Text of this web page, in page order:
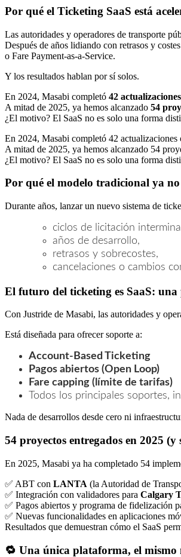
Por qué el Ticketing SaaS está
Las autoridades y operadores de transporte
Después de años lidiando con retrasos y
o Fare Payment-as-a-Service.
Y los resultados hablan por sí solos.
En 2024, Masabi completó 42
A mitad de 2025, ya hemos alcanzado 54
¿El motivo? El SaaS no es solo una forma
En 2024, Masabi completó 42 actualizaciones
A mitad de 2025, ya hemos alcanzado 54
¿El motivo? El SaaS no es solo una forma
Por qué el modelo tradicional ya
Durante años, lanzar un nuevo sistema de
ciclos de licitación
años de desarrollo,
retrasos y sobrecostes,
cancelaciones o cambios
El futuro del ticketing es SaaS:
Con Justride de Masabi, las autoridades y
Está diseñada para ofrecer soporte a:
Account-Based Ticketing
Pagos abiertos (Open Loop)
Fare capping (límite de tarifas)
Todos los principales soportes,
Nada de desarrollos desde cero ni
54 proyectos entregados en 2025
En 2025, Masabi ya ha completado 54
✅ ABT con LANTA (la Autoridad de
✅ Integración con validadores para Calgary
✅ Pagos abiertos y programa de fidelización
✅ Nuevas funcionalidades en aplicaciones
Resultados que demuestran cómo el SaaS
🔁 Una única plataforma, el mismo